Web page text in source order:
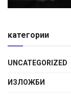
категории
UNCATEGORIZED
ИЗЛОЖБИ